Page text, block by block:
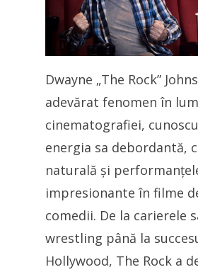
Dwayne „The Rock”
adevărat fenomen în
cinematografiei,
energia sa debordantă,
naturală și
impresionante în filme
comedii. De la carierele
wrestling până la
Hollywood, The Rock a